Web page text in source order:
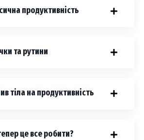
продуктивність
та рутини
тіла на продуктивність
це все робити?